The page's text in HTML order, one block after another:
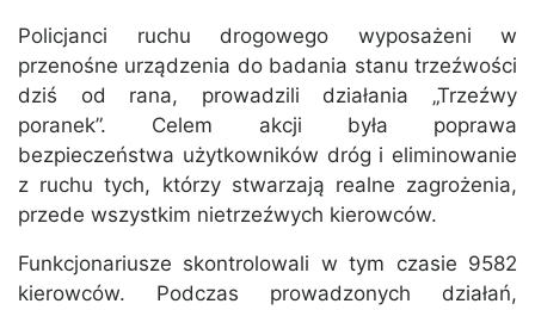
Policjanci ruchu drogowego wyposażeni w
przenośne urządzenia do badania stanu trzeźwości
dziś od rana, prowadzili działania „Trzeźwy
poranek”. Celem akcji była poprawa
bezpieczeństwa użytkowników dróg i eliminowanie
z ruchu tych, którzy stwarzają realne zagrożenia,
przede wszystkim nietrzeźwych kierowców.
Funkcjonariusze skontrolowali w tym czasie 9582
kierowców. Podczas prowadzonych działań,